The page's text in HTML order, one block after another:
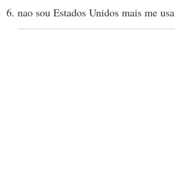
nao sou Estados Unidos mais me usa